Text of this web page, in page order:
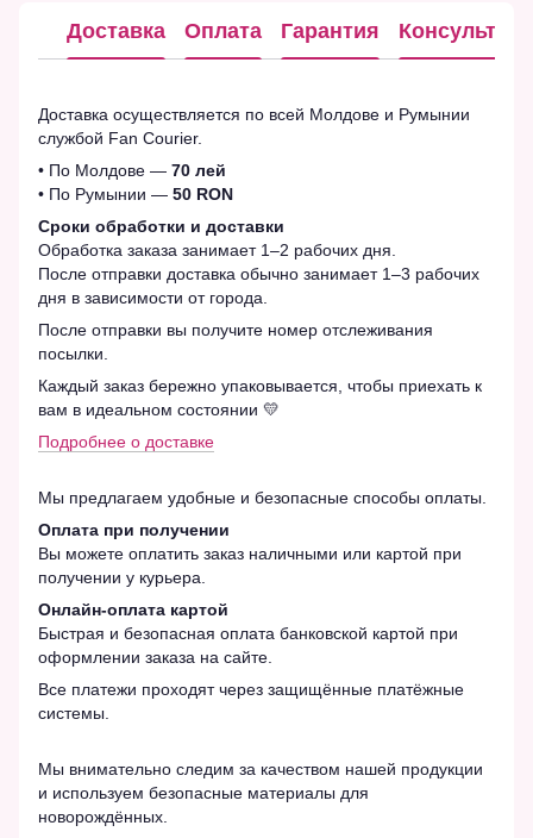
Доставка Оплата Гарантия
Доставка осуществляется по всей Молдове и Румынии
службой Fan Courier.
• По Молдове — 70 лей
• По Румынии — 50 RON
Сроки обработки и доставки
Обработка заказа занимает 1–2 рабочих дня.
После отправки доставка обычно занимает 1–3 рабочих
дня в зависимости от города.
После отправки вы получите номер отслеживания
посылки.
Каждый заказ бережно упаковывается, чтобы приехать к
вам в идеальном состоянии 💛
Подробнее о доставке
Мы предлагаем удобные и безопасные способы оплаты.
Оплата при получении
Вы можете оплатить заказ наличными или картой при
получении у курьера.
Онлайн-оплата картой
Быстрая и безопасная оплата банковской картой при
оформлении заказа на сайте.
Все платежи проходят через защищённые платёжные
системы.
Мы внимательно следим за качеством нашей продукции
и используем безопасные материалы для
новорождённых.